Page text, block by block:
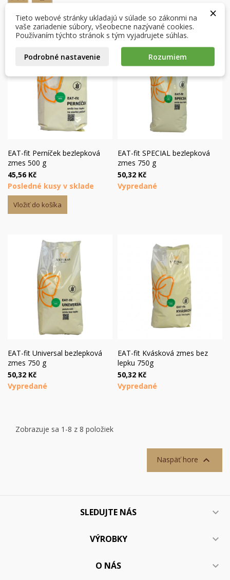
EAT-fit Perníček bezlepková
zmes 500 g
45,56 Kč
Posledné kusy v sklade
Vložiť do košíka
EAT-fit SPECIAL bezlepková
zmes 750 g
50,32 Kč
Vypredané
EAT-fit Universal bezlepková
zmes 750 g
50,32 Kč
Vypredané
EAT-fit Kvásková zmes bez
lepku 750g
50,32 Kč
Vypredané
Zobrazuje sa 1-8 z 8 položiek
Naspäť hore 
SLEDUJTE NÁS 
VÝROBKY 
O NÁS 
Môj zoznam prianí
add_circle_outline Vytvoriť nový zoznam
((confirmMessage))
((cancelText)) ((modalDeleteText))
Názov zoznamu želaní
Vytvoriť zoznam želaní
Musíte byť prihlásený, aby ste si mohli výrobky uložiť do
svojho zoznamu želaní.
Prihlásiť sa
×
Tieto webové stránky ukladajú v súlade so zákonmi na
vaše zariadenie súbory, všeobecne nazývané cookies.
Používaním týchto stránok s tým vyjadrujete súhlas.
Podrobné nastavenie Rozumiem